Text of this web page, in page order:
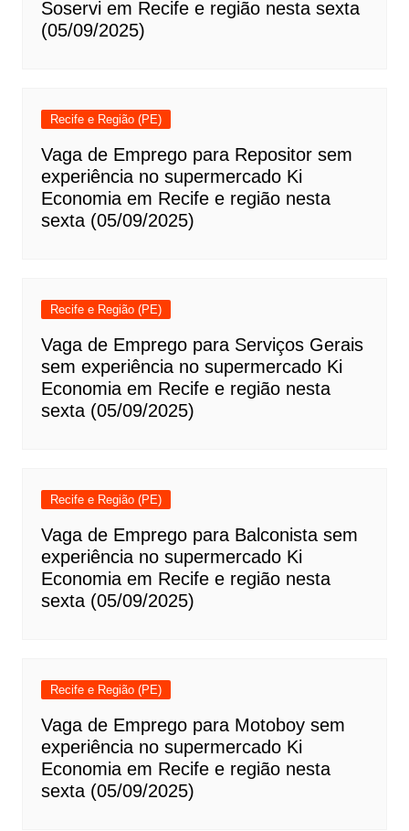
Soservi em Recife e região nesta sexta
(05/09/2025)
Recife e Região (PE)
Vaga de Emprego para Repositor sem
experiência no supermercado Ki
Economia em Recife e região nesta
sexta (05/09/2025)
Recife e Região (PE)
Vaga de Emprego para Serviços Gerais
sem experiência no supermercado Ki
Economia em Recife e região nesta
sexta (05/09/2025)
Recife e Região (PE)
Vaga de Emprego para Balconista sem
experiência no supermercado Ki
Economia em Recife e região nesta
sexta (05/09/2025)
Recife e Região (PE)
Vaga de Emprego para Motoboy sem
experiência no supermercado Ki
Economia em Recife e região nesta
sexta (05/09/2025)